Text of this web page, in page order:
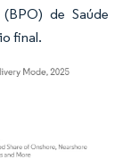
de Saúde
final.